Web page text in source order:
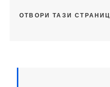
ОТВОРИ ТАЗИ